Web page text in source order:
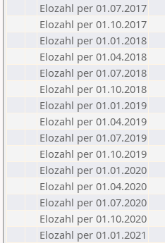
Elozahl per 01.07.2017
Elozahl per 01.10.2017
Elozahl per 01.01.2018
Elozahl per 01.04.2018
Elozahl per 01.07.2018
Elozahl per 01.10.2018
Elozahl per 01.01.2019
Elozahl per 01.04.2019
Elozahl per 01.07.2019
Elozahl per 01.10.2019
Elozahl per 01.01.2020
Elozahl per 01.04.2020
Elozahl per 01.07.2020
Elozahl per 01.10.2020
Elozahl per 01.01.2021